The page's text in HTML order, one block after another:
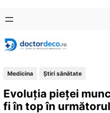
conținut
content
Medicina Ştiri sănătate
Evoluția pieței
fi în top în